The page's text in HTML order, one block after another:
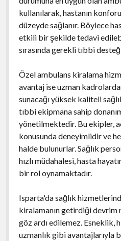
kullanılarak, hastanın
düzeyde sağlanır. Böylece
etkili bir şekilde tedavi
sırasında gerekli tıbbi
Özel ambulans kiralama
avantaj ise uzman
sunacağı yüksek kaliteli
tıbbi ekipmana sahip
yönetilmektedir. Bu ekipler,
konusunda deneyimlidir ve
halde bulunurlar. Sağlık
hızlı müdahalesi, hasta
bir rol oynamaktadır.
Isparta'da sağlık
kiralamanın getirdiği
göz ardı edilemez. Esneklik,
uzmanlık gibi avantajlarıyla